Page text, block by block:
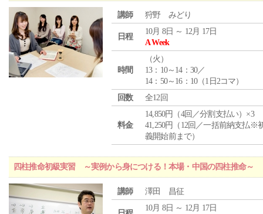
講師 狩野 みどり
日程
10月 8日 ～ 12月 17日
A Week
時間
（火 ）
13：10～14：30／
14：50～16：10（1日2コマ）
回数
全12回
料金
14,850円（4回／分割支払い）×3
41,250円（12回／一括前納支払※
義開始前まで）
四柱推命初級実習 ～実例から身につける！本場・中国の四柱推命～
講師 澤田 昌征
10月 8日 ～ 12月 17日